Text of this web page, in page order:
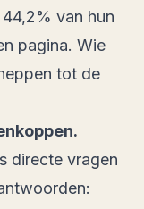
van hun
pagina. Wie
tot de
directe vragen